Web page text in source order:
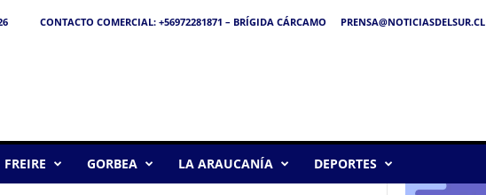
CONTACTO COMERCIAL: +56972281871 – BRÍGIDA CÁRCAMO
PRENSA@NOTICIASDELSUR.CL
FREIRE GORBEA LA ARAUCANÍA DEPORTES